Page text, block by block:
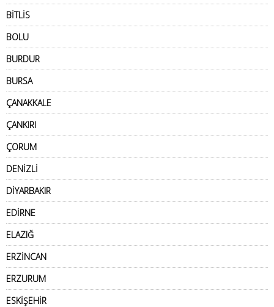
BİTLİS
BOLU
BURDUR
BURSA
ÇANAKKALE
ÇANKIRI
ÇORUM
DENİZLİ
DİYARBAKIR
EDİRNE
ELAZIĞ
ERZİNCAN
ERZURUM
ESKİŞEHİR